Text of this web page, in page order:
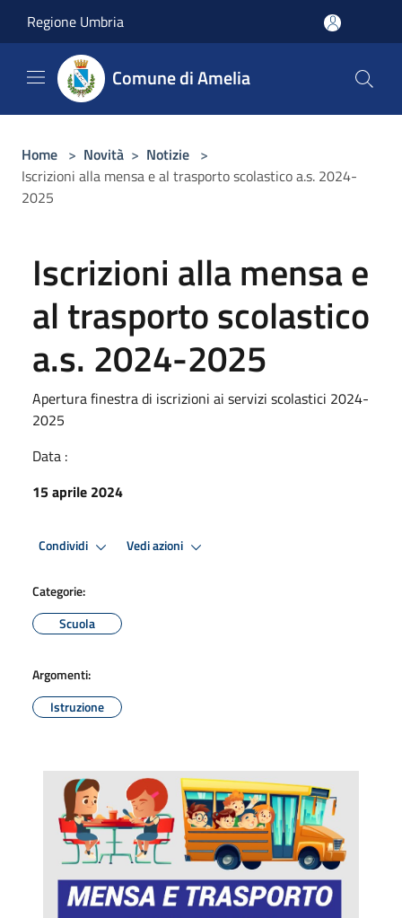
Regione Umbria
Comune di Amelia
Home > Novità > Notizie >
Iscrizioni alla mensa e al trasporto scolastico a.s. 2024-
2025
Iscrizioni alla mensa e
al trasporto scolastico
a.s. 2024-2025
Apertura finestra di iscrizioni ai servizi scolastici 2024-
2025
Data :
15 aprile 2024
Condividi Vedi azioni
Categorie:
Scuola
Argomenti:
Istruzione